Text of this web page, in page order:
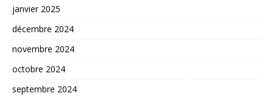
janvier 2025
décembre 2024
novembre 2024
octobre 2024
septembre 2024